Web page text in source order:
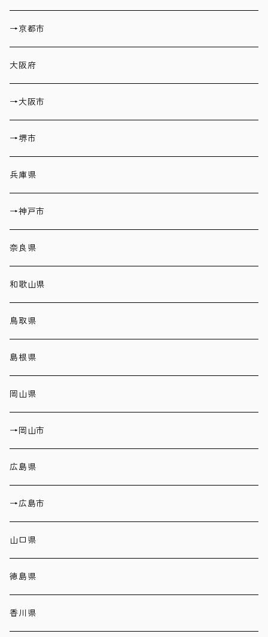
→京都市
大阪府
→大阪市
→堺市
兵庫県
→神戸市
奈良県
和歌山県
鳥取県
島根県
岡山県
→岡山市
広島県
→広島市
山口県
徳島県
香川県